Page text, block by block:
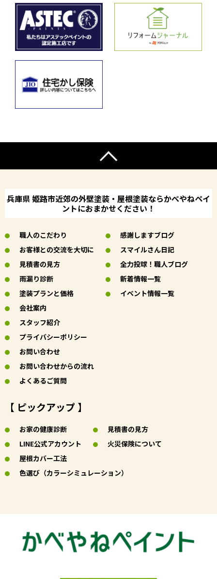
兵庫県 姫路市近郊の外壁塗装・屋根塗装ならかべやねペイ
ントにおまかせください！
職人のこだわり
お客様との交流を大切に
見積書の見方
雨漏り診断
塗装プランと価格
感謝しますブログ
スマイルさん日記
全力投球！職人ブログ
新着情報一覧
イベント情報一覧
会社案内
スタッフ紹介
プライバシーポリシー
お問い合わせ
お問い合わせからの流れ
よくあるご質問
【 ピックアップ 】
お家の健康診断
LINE公式アカウント
屋根カバー工法
見積書の見方
火災保険について
色選び（カラーシミュレーション）